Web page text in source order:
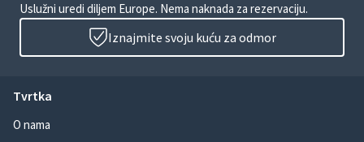
Uslužni uredi diljem Europe. Nema naknada za rezervaciju.
Iznajmite svoju kuću za odmor
Tvrtka
O nama